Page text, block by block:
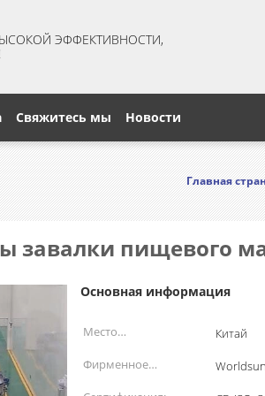
ЭФФЕКТИВНОСТИ,
Свяжитесь мы Новости
Главная
пищевого
Основная информация
Место
происхождения:
Китай
Фирменное
наименование: